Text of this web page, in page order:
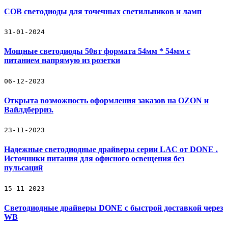
COB светодиоды для точечных светильников и ламп
31-01-2024
Мощные светодиоды 50вт формата 54мм * 54мм с
питанием напрямую из розетки
06-12-2023
Открыта возможность оформления заказов на OZON и
Вайлдберриз.
23-11-2023
Надежные светодиодные драйверы серии LAC от DONE .
Источники питания для офисного освещения без
пульсаций
15-11-2023
Светодиодные драйверы DONE с быстрой доставкой через
WB